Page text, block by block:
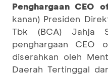
Penghargaan CEO
kanan) Presiden
Tbk (BCA) Jahja
penghargaan CEO
diserahkan oleh
Daerah Tertinggal